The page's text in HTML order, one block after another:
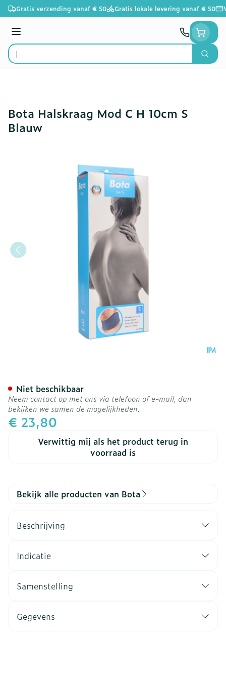
Ga naar de inhoud
Gratis verzending vanaf € 50 Gratis lokale levering vanaf € 50
Menu
Product, merk, categorie...
Zoek
Bota Halskraag Mod C H 10cm S
Blauw
€ 23,80
Verwittig mij als het product terug in
voorraad is
Niet beschikbaar
Neem contact op met ons via telefoon of e-mail, dan
bekijken we samen de mogelijkheden.
Bekijk alle producten van Bota
Beschrijving
Indicatie
Samenstelling
Gegevens